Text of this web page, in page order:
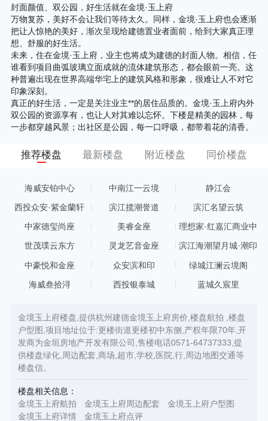
封面颜值、双公园，好生活就在金境·玉上府
万物复苏，美好不会让我们等待太久。同样，金境·玉上府也会逐渐
把让人惊艳的美好，渐次呈现给建德置业者面前，给到大家真正理
想、舒服的好生活。
未来，住在金境·玉上府，业主也将成为建德的封面人物。相信，任
谁看到项目曲弧玻璃立面成就的流体建筑形态，都会眼前一亮。这
种普遍出现在世界高端华宅上的建筑风格和形象，很难让人不对它
印象深刻。
真正的好生活，一定是关注业主**的居住品质的。金境·玉上府内外
双公园的资源享有，也让人对其难以忘怀。下楼是精美的园林，每
一步都穿越风景；出社区是公园，每一口呼吸，都带着花的清香。
推荐楼盘 最新楼盘 附近楼盘 同价楼盘
海威安铂中心 中南江一云境 静江会
西投众安·紫金蘭轩 滨江揽潮誉道 滨汇名望云筑
中家德玺尚座 美睿金座
理想家·红嘉汇商业中
世茂璞云东方 灵龙艺音金座 滨江海潮望月城·潮印
中豪悦和金座 众安滨和印 绿城江澜云境阁
海威叁拾浔 西投银泰城 蓝城久宸里
金境玉上府楼盘,提供杭州建德金境玉上府房价,楼盘航拍 ,楼盘
户型图,项目地址位于:更楼街道更楼初中东侧,产权年限70年,开
发商为金垣房地产开发有限公司,售楼电话0571-64737333,提
供楼盘绿化,周边配套,商场,超市,学校,医院,行,周边地图交通等
楼盘信。
楼盘相关信息：
金境玉上府航拍
金境玉上府周边配套
金境玉上府户型图
金境玉上府详情
金境玉上府点评